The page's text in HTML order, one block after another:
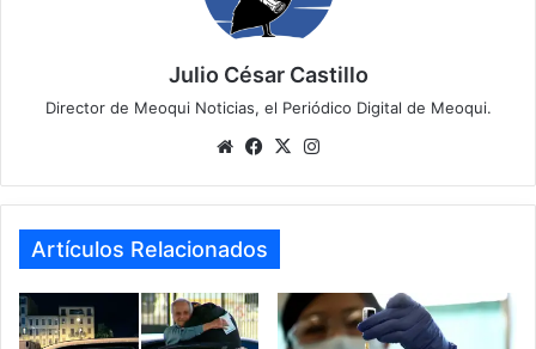
Julio César Castillo
Director de Meoqui Noticias, el Periódico Digital de Meoqui.
We
te
Fa
bo
ok
X
ra
Artículos Relacionados